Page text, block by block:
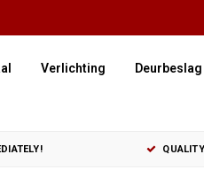
Verlichting Deurbeslag